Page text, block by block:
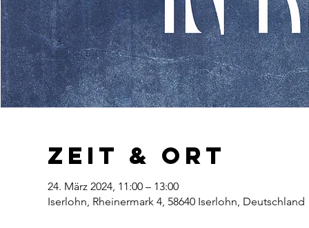
Zeit & Ort
24. März 2024, 11:00 – 13:00
Iserlohn, Rheinermark 4, 58640 Iserlohn, Deutschland